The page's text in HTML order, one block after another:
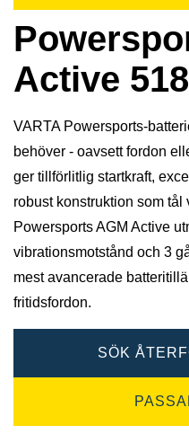
Active
VARTA Powersports-
behöver - oavsett fordon
ger tillförlitlig startkraft,
robust konstruktion som tål
Powersports AGM Active
vibrationsmotstånd och 3
mest avancerade
fritidsfordon.
SÖK